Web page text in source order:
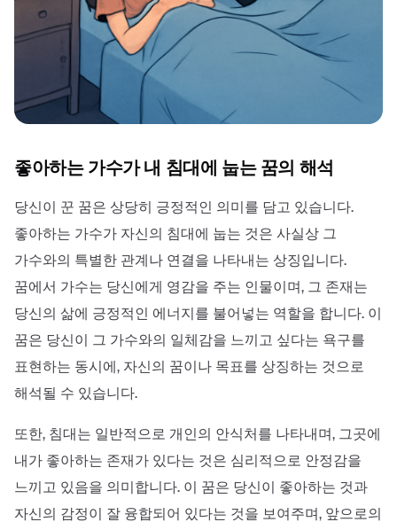
좋아하는 가수가 내 침대에 눕는 꿈의 해석
당신이 꾼 꿈은 상당히 긍정적인 의미를 담고 있습니다.
좋아하는 가수가 자신의 침대에 눕는 것은 사실상 그
가수와의 특별한 관계나 연결을 나타내는 상징입니다.
꿈에서 가수는 당신에게 영감을 주는 인물이며, 그 존재는
당신의 삶에 긍정적인 에너지를 불어넣는 역할을 합니다. 이
꿈은 당신이 그 가수와의 일체감을 느끼고 싶다는 욕구를
표현하는 동시에, 자신의 꿈이나 목표를 상징하는 것으로
해석될 수 있습니다.
또한, 침대는 일반적으로 개인의 안식처를 나타내며, 그곳에
내가 좋아하는 존재가 있다는 것은 심리적으로 안정감을
느끼고 있음을 의미합니다. 이 꿈은 당신이 좋아하는 것과
자신의 감정이 잘 융합되어 있다는 것을 보여주며, 앞으로의